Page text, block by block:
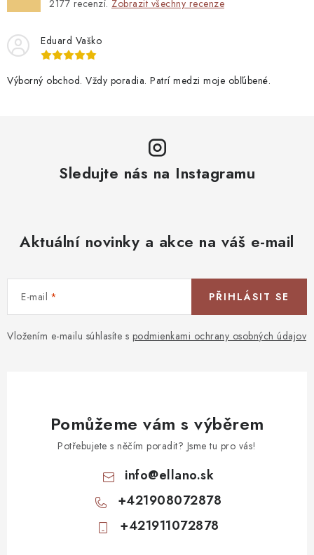
2177 recenzí. Zobrazit všechny recenze
Eduard Vaško
Výborný obchod. Vždy poradia. Patrí medzi moje obľúbené.
Sledujte nás na Instagramu
Aktuální novinky a akce na váš e-mail
E-mail
Vložením e-mailu súhlasíte s podmienkami ochrany osobných údajov
PŘIHLÁSIT SE
Pomůžeme vám s výběrem
Potřebujete s něčím poradit? Jsme tu pro vás!
info@ellano.sk
+421908072878
+421911072878